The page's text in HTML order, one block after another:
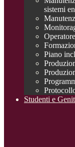
sistemi
Piano
Studenti e